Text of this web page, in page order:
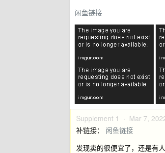
闲鱼链接
Supplement 1 · Mar 7,
补链接： 闲鱼链接
发现卖的很便宜了，还是有